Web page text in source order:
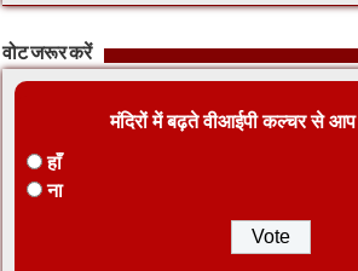
वोट जरूर करें
मंदिरों में बढ़ते वीआईपी कल्चर से
हाँ
ना